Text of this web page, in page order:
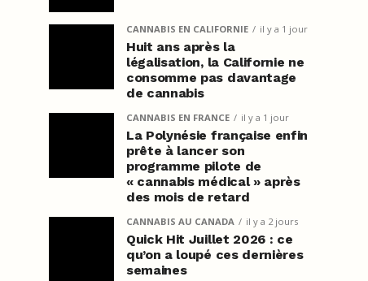
CANNABIS EN CALIFORNIE il y a 1 jour
Huit ans après la
légalisation, la Californie ne
consomme pas davantage
de cannabis
CANNABIS EN FRANCE il y a 1 jour
La Polynésie française enfin
prête à lancer son
programme pilote de
« cannabis médical » après
des mois de retard
CANNABIS AU CANADA il y a 2 jours
Quick Hit Juillet 2026 : ce
qu’on a loupé ces dernières
semaines